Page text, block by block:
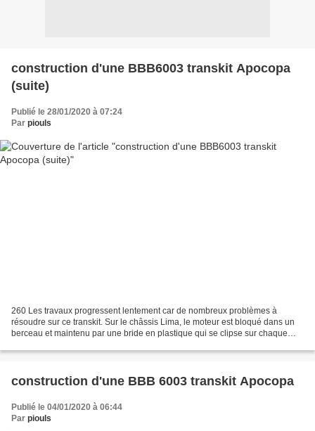
construction d'une BBB6003 transkit Apocopa
(suite)
Publié le 28/01/2020 à 07:24
Par piouls
260 Les travaux progressent lentement car de nombreux problèmes à
résoudre sur ce transkit. Sur le châssis Lima, le moteur est bloqué dans un
berceau et maintenu par une bride en plastique qui se clipse sur chaque
construction d'une BBB 6003 transkit Apocopa
Publié le 04/01/2020 à 06:44
Par piouls